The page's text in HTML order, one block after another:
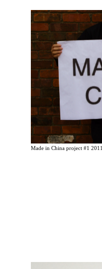
Made in China project #1 2011